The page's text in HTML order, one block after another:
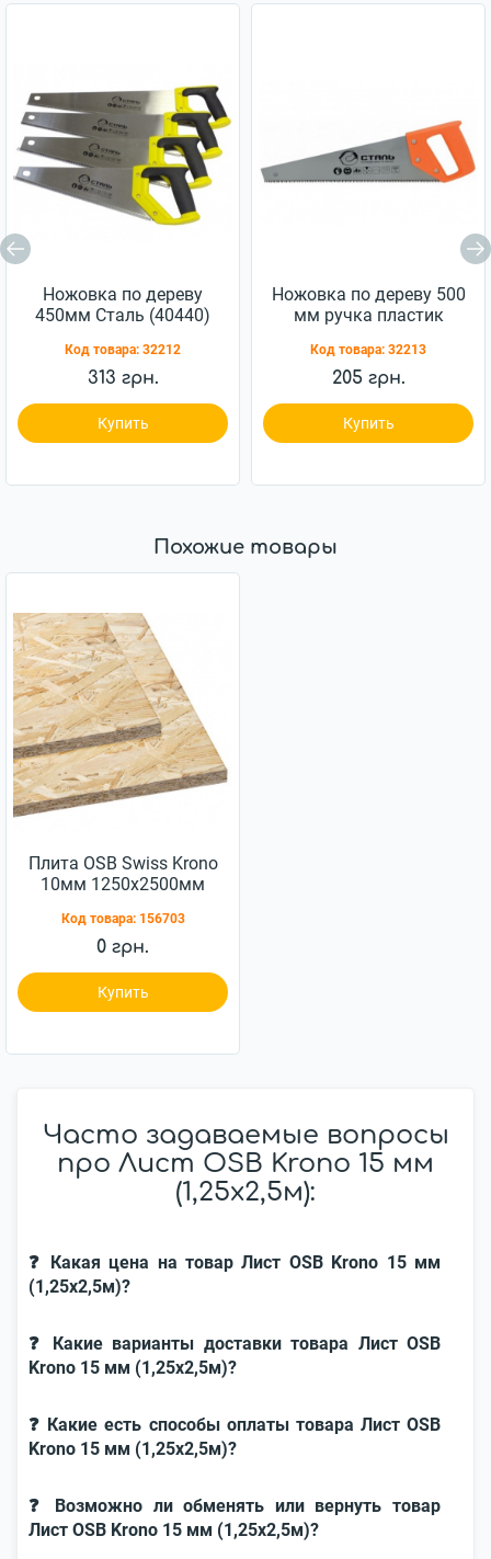
Ножовка по дереву
450мм Сталь (40440)
Код товара: 32212
313 грн.
Купить
Ножовка по дереву 500
мм ручка пластик
Код товара: 32213
205 грн.
Купить
Похожие товары
Плита OSB Swiss Krono
10мм 1250x2500мм
Код товара: 156703
0 грн.
Купить
Часто задаваемые вопросы
про Лист OSB Krono 15 мм
(1,25х2,5м):
❓ Какая цена на товар Лист OSB Krono 15 мм
(1,25х2,5м)?
❓ Какие варианты доставки товара Лист OSB
Krono 15 мм (1,25х2,5м)?
❓ Какие есть способы оплаты товара Лист OSB
Krono 15 мм (1,25х2,5м)?
❓ Возможно ли обменять или вернуть товар
Лист OSB Krono 15 мм (1,25х2,5м)?